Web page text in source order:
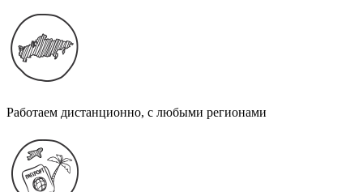
Работаем дистанционно, с любыми регионами